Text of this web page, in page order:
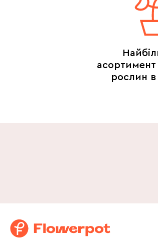
асортимент
рослин в